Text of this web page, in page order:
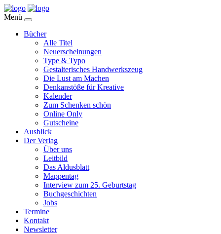
Menü
Bücher
Alle Titel
Neuerscheinungen
Type & Typo
Gestalterisches Handwerkszeug
Die Lust am Machen
Denkanstöße für Kreative
Kalender
Zum Schenken schön
Online Only
Gutscheine
Ausblick
Der Verlag
Über uns
Leitbild
Das Aldusblatt
Mappentag
Interview zum 25. Geburtstag
Buchgeschichten
Jobs
Termine
Kontakt
Newsletter